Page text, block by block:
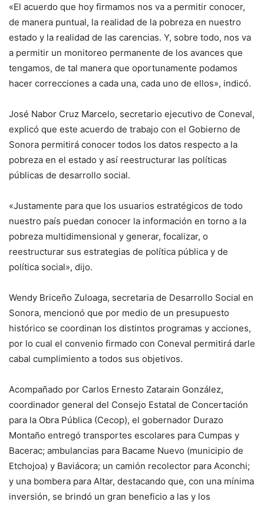
«El acuerdo que hoy firmamos nos va a permitir conocer,
de manera puntual, la realidad de la pobreza en nuestro
estado y la realidad de las carencias. Y, sobre todo, nos va
a permitir un monitoreo permanente de los avances que
tengamos, de tal manera que oportunamente podamos
hacer correcciones a cada una, cada uno de ellos», indicó.
José Nabor Cruz Marcelo, secretario ejecutivo de Coneval,
explicó que este acuerdo de trabajo con el Gobierno de
Sonora permitirá conocer todos los datos respecto a la
pobreza en el estado y así reestructurar las políticas
públicas de desarrollo social.
«Justamente para que los usuarios estratégicos de todo
nuestro país puedan conocer la información en torno a la
pobreza multidimensional y generar, focalizar, o
reestructurar sus estrategias de política pública y de
política social», dijo.
Wendy Briceño Zuloaga, secretaria de Desarrollo Social en
Sonora, mencionó que por medio de un presupuesto
histórico se coordinan los distintos programas y acciones,
por lo cual el convenio firmado con Coneval permitirá darle
cabal cumplimiento a todos sus objetivos.
Acompañado por Carlos Ernesto Zatarain González,
coordinador general del Consejo Estatal de Concertación
para la Obra Pública (Cecop), el gobernador Durazo
Montaño entregó transportes escolares para Cumpas y
Bacerac; ambulancias para Bacame Nuevo (municipio de
Etchojoa) y Baviácora; un camión recolector para Aconchi;
y una bombera para Altar, destacando que, con una mínima
inversión, se brindó un gran beneficio a las y los